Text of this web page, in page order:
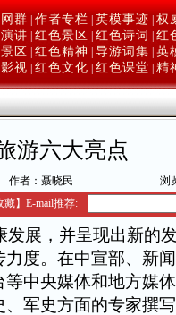
群 作者专栏 英模事迹 权
讲 红色景区 红色诗词 红
区 红色精神 导游词集 英
视 红色文化 红色课堂 精
游六大亮点
作者：聂晓民
浏
藏】 E-mail推荐:
展，并呈现出新的发
度。在中宣部、新
中央媒体和地方媒
军史方面的专家撰